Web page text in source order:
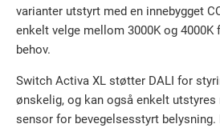
varianter utstyrt med en innebygget
enkelt velge mellom 3000K og
behov.
Switch Activa XL støtter DALI for
ønskelig, og kan også enkelt utstyres
sensor for bevegelsesstyrt